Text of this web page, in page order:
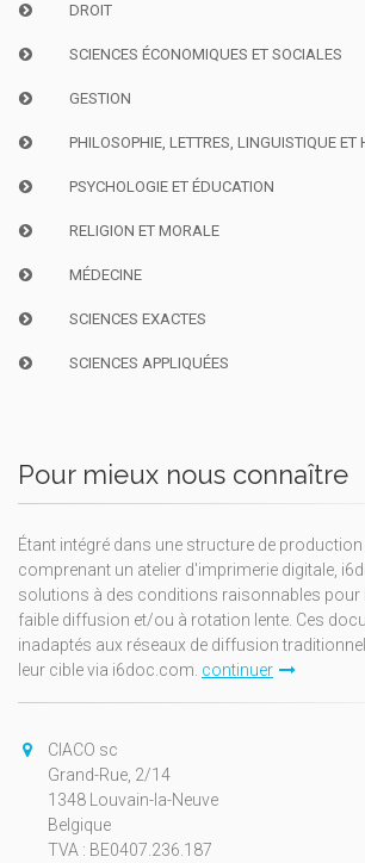
DROIT
SCIENCES ÉCONOMIQUES ET SOCIALES
GESTION
PHILOSOPHIE, LETTRES, LINGUISTIQUE ET
PSYCHOLOGIE ET ÉDUCATION
RELIGION ET MORALE
MÉDECINE
SCIENCES EXACTES
SCIENCES APPLIQUÉES
Pour mieux nous connaître
Étant intégré dans une structure de
comprenant un atelier d'imprimerie digitale,
solutions à des conditions raisonnables pour
faible diffusion et/ou à rotation lente. Ces
inadaptés aux réseaux de diffusion
leur cible via i6doc.com. continuer
CIACO sc
Grand-Rue, 2/14
1348 Louvain-la-Neuve
Belgique
TVA : BE0407.236.187